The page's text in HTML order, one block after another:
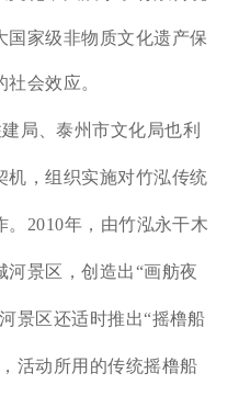
国家级非物质文化遗产保
会效应。
局、泰州市文化局也利
机，组织实施对竹泓传统
2010年，由竹泓永干木
河景区，创造出“画舫夜
景区还适时推出“摇橹船
活动所用的传统摇橹船